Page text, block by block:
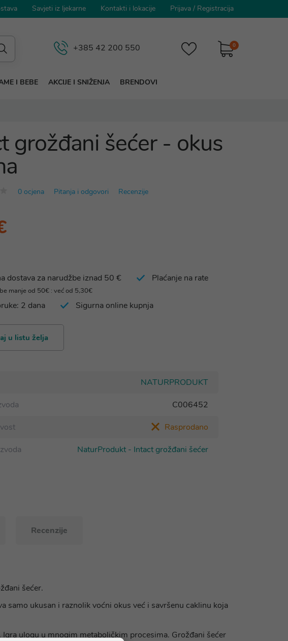
Savjeti iz ljekarne Kontakti i lokacije Prijava / Registracija
0
+385 42 200 550
I BEBE AKCIJE I SNIŽENJA BRENDOVI
grožđani šećer - okus
0 ocjena Pitanja i odgovori Recenzije
dostava za narudžbe iznad 50 €
manje od 50€ : već od 5,30€
Plaćanje na rate
2 dana Sigurna online kupnja
u listu želja
NATURPRODUKT
C006452
Rasprodano
NaturProdukt - Intact grožđani šećer
Recenzije
šećer.
samo ukusan i raznolik voćni okus već i savršenu caklinu koja
ulogu u mnogim metaboličkim procesima. Grožđani šećer